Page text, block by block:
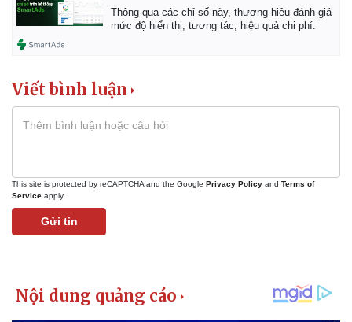
Thông qua các chỉ số này, thương hiệu đánh giá
mức độ hiển thị, tương tác, hiệu quả chi phí.
Viết bình luận
This site is protected by reCAPTCHA and the Google Privacy Policy and Terms of
Service apply.
Gửi tin